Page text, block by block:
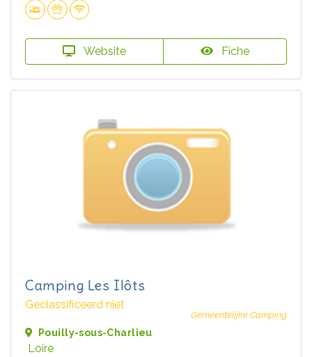
Website Fiche
Camping Les Ilôts
Geclassificeerd niet
Gemeentelijke Camping
Pouilly-sous-Charlieu
Loire